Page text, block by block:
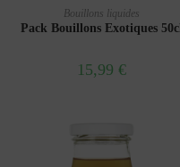
AJOUTER AU PANIER
Bouillons liquides
Pack Bouillons Exotiques 50cl
15,99 €